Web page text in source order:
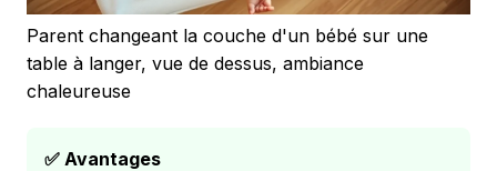
Parent changeant la couche d'un bébé sur une
table à langer, vue de dessus, ambiance
chaleureuse
✅ Avantages